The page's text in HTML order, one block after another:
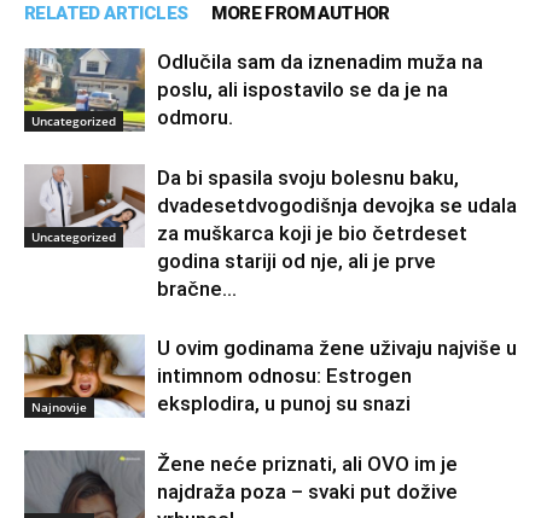
RELATED ARTICLES MORE FROM AUTHOR
Uncategorized
Odlučila sam da iznenadim muža na
poslu, ali ispostavilo se da je na
odmoru.
Uncategorized
Da bi spasila svoju bolesnu baku,
dvadesetdvogodišnja devojka se udala
za muškarca koji je bio četrdeset
godina stariji od nje, ali je prve
bračne...
Najnovije
U ovim godinama žene uživaju najviše u
intimnom odnosu: Estrogen
eksplodira, u punoj su snazi
Žene neće priznati, ali OVO im je
najdraža poza – svaki put dožive